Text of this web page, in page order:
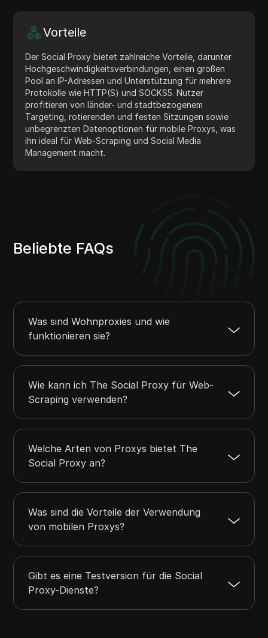
Vorteile
Der Social Proxy bietet zahlreiche Vorteile, darunter
Hochgeschwindigkeitsverbindungen, einen großen
Pool an IP-Adressen und Unterstützung für mehrere
Protokolle wie HTTP(S) und SOCKS5. Nutzer
profitieren von länder- und stadtbezogenem
Targeting, rotierenden und festen Sitzungen sowie
unbegrenzten Datenoptionen für mobile Proxys, was
ihn ideal für Web-Scraping und Social Media
Management macht.
Beliebte FAQs
Was sind Wohnproxies und wie
funktionieren sie?
Wie kann ich The Social Proxy für Web-
Scraping verwenden?
Welche Arten von Proxys bietet The
Social Proxy an?
Was sind die Vorteile der Verwendung
von mobilen Proxys?
Gibt es eine Testversion für die Social
Proxy-Dienste?